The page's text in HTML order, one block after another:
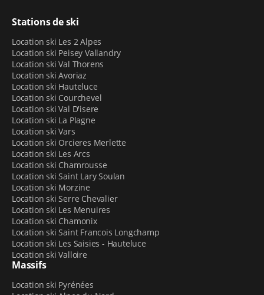
Stations de ski
Location ski Les 2 Alpes
Location ski Peisey Vallandry
Location ski Val Thorens
Location ski Avoriaz
Location ski Hauteluce
Location ski Courchevel
Location ski Val D'isere
Location ski La Plagne
Location ski Vars
Location ski Orcieres Merlette
Location ski Les Arcs
Location ski Chamrousse
Location ski Saint Lary Soulan
Location ski Morzine
Location ski Serre Chevalier
Location ski Les Menuires
Location ski Chamonix
Location ski Saint Francois Longchamp
Location ski Les Saisies - Hauteluce
Location ski Valloire
Massifs
Location ski Pyrénées